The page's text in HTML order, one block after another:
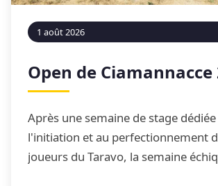
1 août 2026
Open de Ciamannacce
Après une semaine de stage dédiée
l'initiation et au perfectionnement
joueurs du Taravo, la semaine